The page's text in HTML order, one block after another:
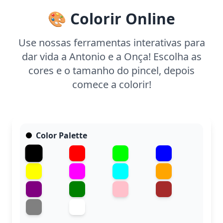
entre meia hora a uma hora para completar. Use
lápis de cor ou giz de cera para dar vida a esta
cena vibrante e experimente diferentes técnicas de
sombreamento para realçar os detalhes do pelo da
onça.
🎨 Colorir Online
Use nossas ferramentas interativas para
dar vida a Antonio e a Onça! Escolha as
cores e o tamanho do pincel, depois
comece a colorir!
Color Palette